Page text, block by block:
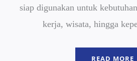
siap digunakan untuk
kerja, wisata, hingga
READ MORE